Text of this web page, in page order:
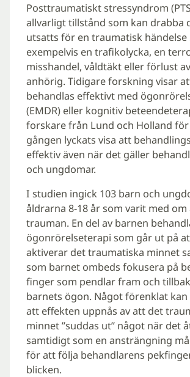
Posttraumatiskt stressyndrom
allvarligt tillstånd som kan drabba
utsatts för en traumatisk händelse
exempelvis en trafikolycka, en
misshandel, våldtäkt eller förlust
anhörig. Tidigare forskning visar
behandlas effektivt med
(EMDR) eller kognitiv
forskare från Lund och Holland
gången lyckats visa att
effektiv även när det gäller
och ungdomar.
I studien ingick 103 barn och
åldrarna 8-18 år som varit med om
trauman. En del av barnen
ögonrörelseterapi som går ut på
aktiverar det traumatiska minnet
som barnet ombeds fokusera på
finger som pendlar fram och
barnets ögon. Något förenklat kan
att effekten uppnås av att det
minnet ”suddas ut” något när det
samtidigt som en ansträngning
för att följa behandlarens
blicken.